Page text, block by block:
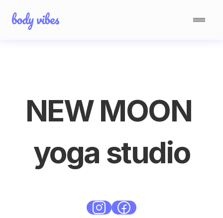
NEW MOON
yoga studio